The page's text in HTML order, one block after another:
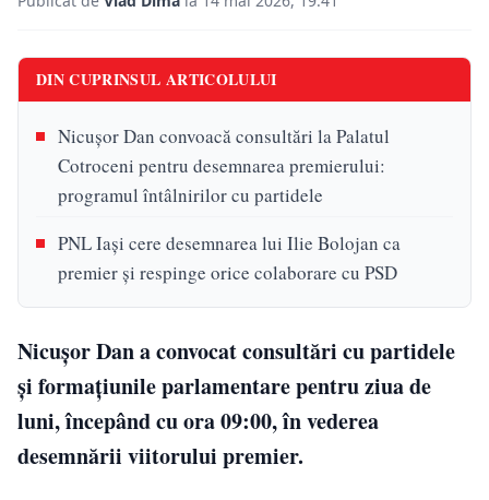
DIN CUPRINSUL ARTICOLULUI
Nicușor Dan convoacă consultări la Palatul
Cotroceni pentru desemnarea premierului:
programul întâlnirilor cu partidele
PNL Iași cere desemnarea lui Ilie Bolojan ca
premier și respinge orice colaborare cu PSD
Nicușor Dan a convocat consultări cu partidele
și formațiunile parlamentare pentru ziua de
luni, începând cu ora 09:00, în vederea
desemnării viitorului premier.